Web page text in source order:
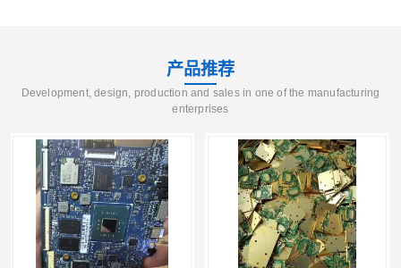
产品推荐
Development, design, production and sales in one of the manufacturing
enterprises